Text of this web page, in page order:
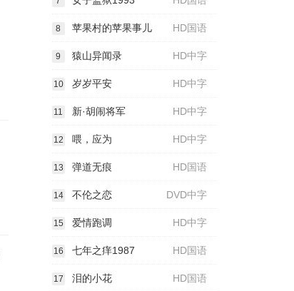
HD国语
8 苹果村的苹果事儿
HD中字
9 猿山异闻录
HD中字
10 岁岁平安
HD中字
11 新·胡闹将军
HD中字
12 喂，应为
HD国语
13 弹道无痕
DVD中字
14 不伦之恋
HD中字
15 爱情跑调
HD国语
16 七年之痒1987
HD国语
17 泪的小花